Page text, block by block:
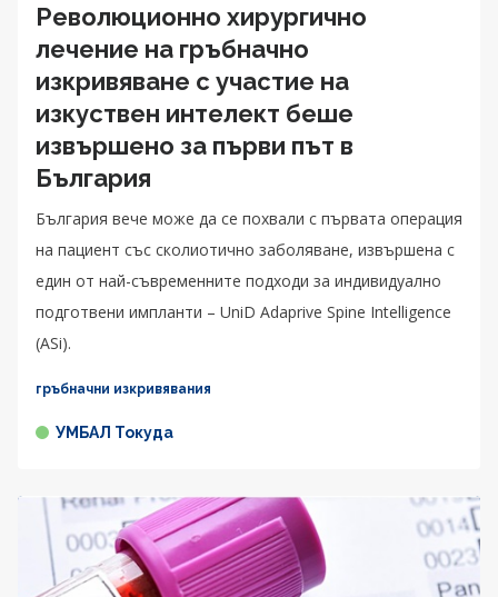
Революционно хирургично
лечение на гръбначно
изкривяване с участие на
изкуствен интелект беше
извършено за първи път в
България
България вече може да се похвали с първата операция
на пациент със сколиотично заболяване, извършена с
един от най-съвременните подходи за индивидуално
подготвени импланти – UniD Adaprive Spine Intelligence
(ASi).
гръбначни изкривявания
УМБАЛ Токуда